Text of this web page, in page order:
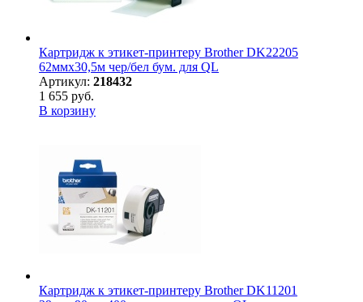
Картридж к этикет-принтеру Brother DK22205
62ммх30,5м чер/бел бум. для QL
Артикул: 218432
1 655 руб.
В корзину
Картридж к этикет-принтеру Brother DK11201